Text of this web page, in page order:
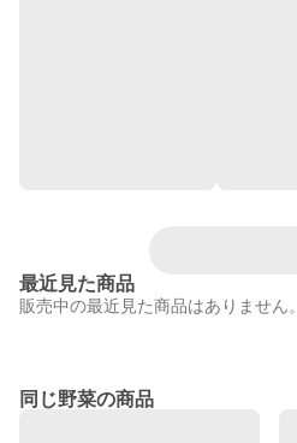
最近見た商品
販売中の最近見た商品はありません。
同じ野菜の商品